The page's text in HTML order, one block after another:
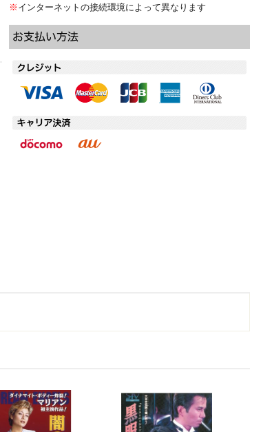
※ インターネットの接続環境によって異なります